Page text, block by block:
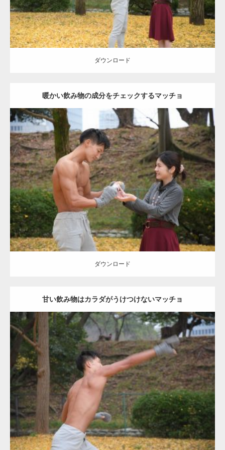
ダウンロード
暖かい飲み物の成分をチェックするマッチョ
Update:2021.07.8
Category:公園のマッチョ その他 AKIHITO(細マッチョ) 上腕三頭筋
肩
ダウンロード
ダウンロード
甘い飲み物はカラダがうけつけないマッチョ
Update:2021.07.8
Category: 公園のマッチョ その他 AKIHITO(細マッチョ) 背中
ダウンロード